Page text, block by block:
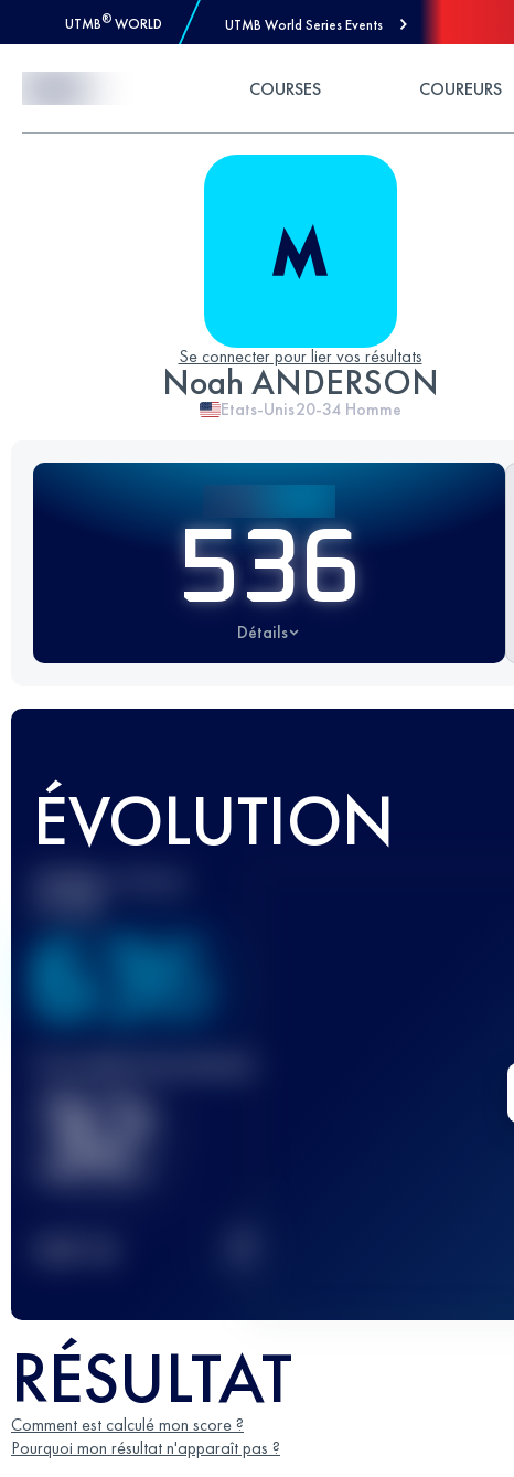
UTMB® WORLD UTMB World Series Events
COURSES COUREURS
Se connecter pour lier vos résultats
Noah ANDERSON
Etats-Unis20-34 Homme
536
Détails
ÉVOLUTION
Meilleur Score
636
32
RÉSULTAT
Comment est calculé mon score ?
Pourquoi mon résultat n'apparaît pas ?